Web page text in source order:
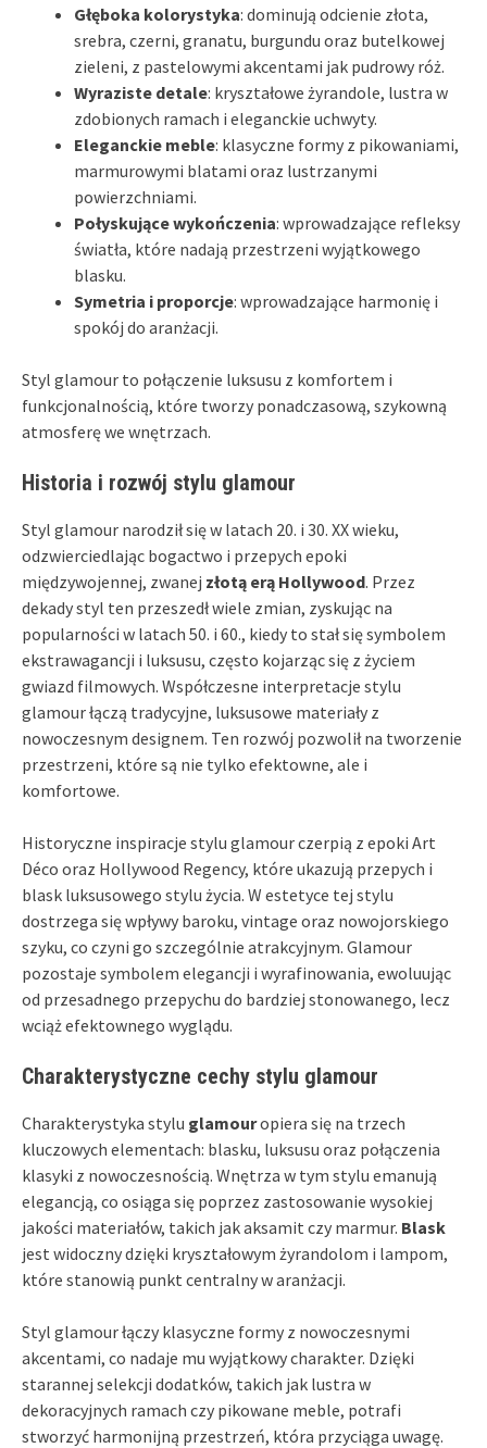
Głęboka kolorystyka: dominują odcienie złota,
srebra, czerni, granatu, burgundu oraz butelkowej
zieleni, z pastelowymi akcentami jak pudrowy róż.
Wyraziste detale: kryształowe żyrandole, lustra w
zdobionych ramach i eleganckie uchwyty.
Eleganckie meble: klasyczne formy z pikowaniami,
marmurowymi blatami oraz lustrzanymi
powierzchniami.
Połyskujące wykończenia: wprowadzające refleksy
światła, które nadają przestrzeni wyjątkowego
blasku.
Symetria i proporcje: wprowadzające harmonię i
spokój do aranżacji.
Styl glamour to połączenie luksusu z komfortem i
funkcjonalnością, które tworzy ponadczasową, szykowną
atmosferę we wnętrzach.
Historia i rozwój stylu glamour
Styl glamour narodził się w latach 20. i 30. XX wieku,
odzwierciedlając bogactwo i przepych epoki
międzywojennej, zwanej złotą erą Hollywood. Przez
dekady styl ten przeszedł wiele zmian, zyskując na
popularności w latach 50. i 60., kiedy to stał się symbolem
ekstrawagancji i luksusu, często kojarząc się z życiem
gwiazd filmowych. Współczesne interpretacje stylu
glamour łączą tradycyjne, luksusowe materiały z
nowoczesnym designem. Ten rozwój pozwolił na tworzenie
przestrzeni, które są nie tylko efektowne, ale i
komfortowe.
Historyczne inspiracje stylu glamour czerpią z epoki Art
Déco oraz Hollywood Regency, które ukazują przepych i
blask luksusowego stylu życia. W estetyce tej stylu
dostrzega się wpływy baroku, vintage oraz nowojorskiego
szyku, co czyni go szczególnie atrakcyjnym. Glamour
pozostaje symbolem elegancji i wyrafinowania, ewoluując
od przesadnego przepychu do bardziej stonowanego, lecz
wciąż efektownego wyglądu.
Charakterystyczne cechy stylu glamour
Charakterystyka stylu glamouropiera się na trzech
kluczowych elementach: blasku, luksusu oraz połączenia
klasyki z nowoczesnością. Wnętrza w tym stylu emanują
elegancją, co osiąga się poprzez zastosowanie wysokiej
jakości materiałów, takich jak aksamit czy marmur. Blask
jest widoczny dzięki kryształowym żyrandolom i lampom,
które stanowią punkt centralny w aranżacji.
Styl glamour łączy klasyczne formy z nowoczesnymi
akcentami, co nadaje mu wyjątkowy charakter. Dzięki
starannej selekcji dodatków, takich jak lustra w
dekoracyjnych ramach czy pikowane meble, potrafi
stworzyć harmonijną przestrzeń, która przyciąga uwagę.